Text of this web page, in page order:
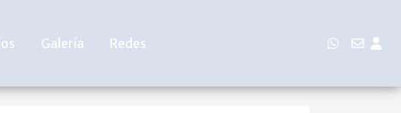
Galería Redes